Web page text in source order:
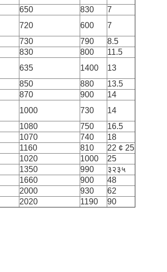
650 830
7
720 600
7
730 790
8.5
830 800
11.5
635 1400
13
850 880
13.5
870 900
14
1000 730
14
1080 750
16.5
1070 740
18
1160 810
22 ¢ 25
1020 1000
25
1350 990
३२३५
1660 900
48
2000 930
62
2020 1190 90